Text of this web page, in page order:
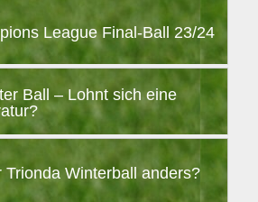
League Final-Ball 23/24
Ball – Lohnt sich eine
Trionda Winterball anders?